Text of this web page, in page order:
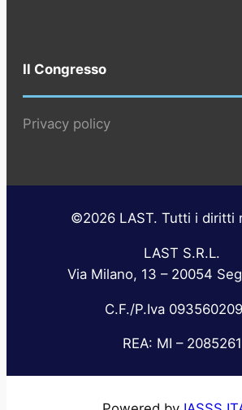
Il Congresso
Privacy policy
©2026 LAST. Tutti i diritti
LAST S.R.L.
Via Milano, 13 – 20054
C.F./P.Iva
REA: MI – 2085261